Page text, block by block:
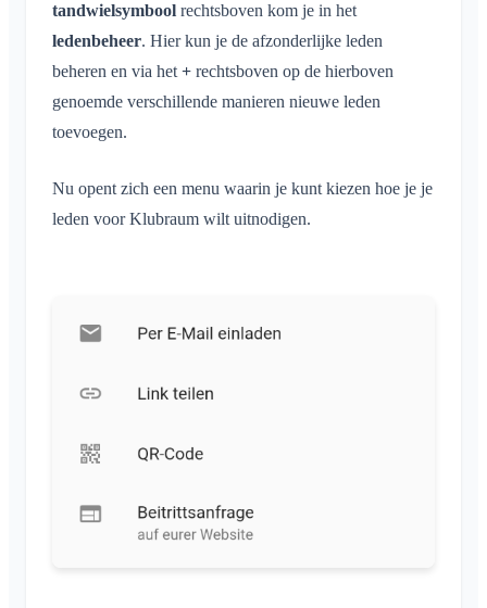
Klubraum sluiten
Ondersteunde browsers
Feedback
FAQ
tandwielsymbool rechtsboven kom je in het
ledenbeheer. Hier kun je de afzonderlijke leden
beheren en via het+ rechtsboven op de hierboven
genoemde verschillende manieren nieuwe leden
toevoegen.
Nu opent zich een menu waarin je kunt kiezen hoe je je
leden voor Klubraum wilt uitnodigen.